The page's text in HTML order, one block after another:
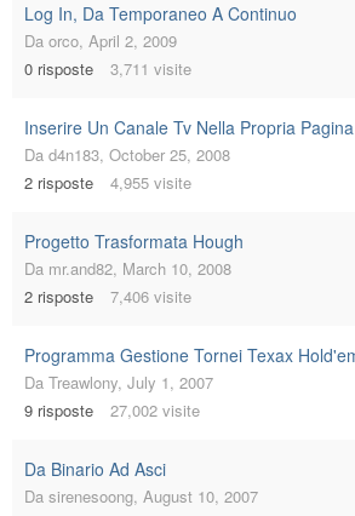
Log In, Da Temporaneo A Continuo
Da orco, April 2, 2009
0 risposte 3,711 visite
Inserire Un Canale Tv Nella Propria
Da d4n183, October 25, 2008
2 risposte 4,955 visite
Progetto Trasformata Hough
Da mr.and82, March 10, 2008
2 risposte 7,406 visite
Programma Gestione Tornei Texax
Da Treawlony, July 1, 2007
9 risposte 27,002 visite
Da Binario Ad Asci
Da sirenesoong, August 10, 2007